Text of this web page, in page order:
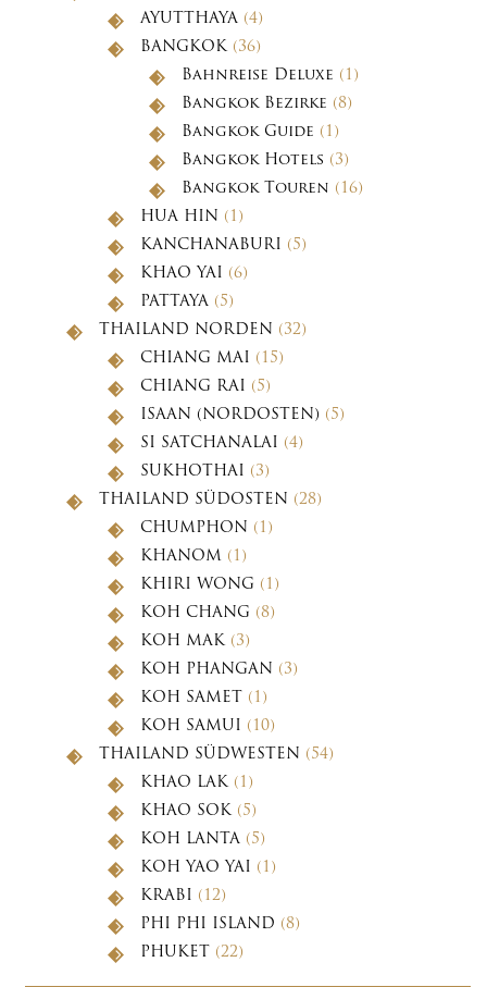
AYUTTHAYA (4)
BANGKOK(36)
Bahnreise Deluxe (1)
Bangkok Bezirke (8)
Bangkok Guide (1)
Bangkok Hotels (3)
Bangkok Touren (16)
HUA HIN (1)
KANCHANABURI (5)
KHAO YAI (6)
PATTAYA (5)
THAILAND NORDEN (32)
CHIANG MAI (15)
CHIANG RAI (5)
ISAAN (NORDOSTEN) (5)
SI SATCHANALAI (4)
SUKHOTHAI (3)
THAILAND SÜDOSTEN (28)
CHUMPHON (1)
KHANOM (1)
KHIRI WONG (1)
KOH CHANG (8)
KOH MAK(3)
KOH PHANGAN (3)
KOH SAMET (1)
KOH SAMUI (10)
THAILAND SÜDWESTEN (54)
KHAO LAK(1)
KHAO SOK(5)
KOH LANTA (5)
KOH YAO YAI (1)
KRABI (12)
PHI PHI ISLAND (8)
PHUKET (22)